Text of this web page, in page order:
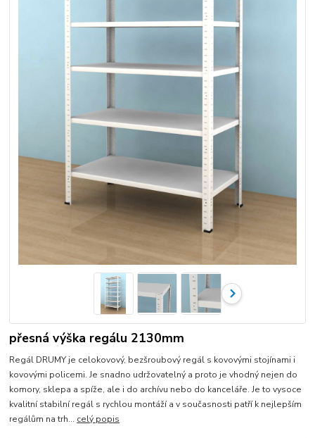
přesná výška regálu 2130mm
Regál DRUMY je celokovový, bezšroubový regál s kovovými stojínami i
kovovými policemi. Je snadno udržovatelný a proto je vhodný nejen do
komory, sklepa a spíže, ale i do archívu nebo do kanceláře. Je to vysoce
kvalitní stabilní regál s rychlou montáží a v současnosti patří k nejlepším
regálům na trh... celý popis